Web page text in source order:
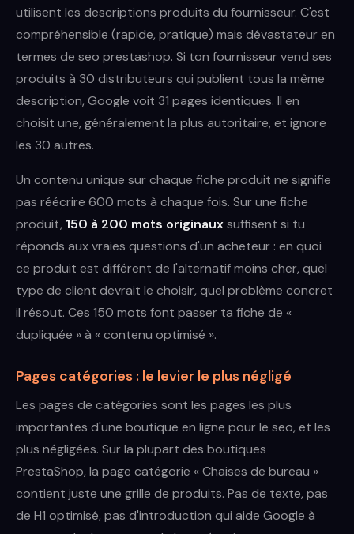
utilisent les descriptions produits du fournisseur. C'est
compréhensible (rapide, pratique) mais dévastateur en
termes de seo prestashop. Si ton fournisseur vend ses
produits à 30 distributeurs qui publient tous la même
description, Google voit 31 pages identiques. Il en
choisit une, généralement la plus autoritaire, et ignore
les 30 autres.
Un contenu unique sur chaque fiche produit ne signifie
pas réécrire 600 mots à chaque fois. Sur une fiche
produit, 150 à 200 mots originauxsuffisent si tu
réponds aux vraies questions d'un acheteur : en quoi
ce produit est différent de l'alternatif moins cher, quel
type de client devrait le choisir, quel problème concret
il résout. Ces 150 mots font passer ta fiche de «
dupliquée » à « contenu optimisé ».
Pages catégories : le levier le plus négligé
Les pages de catégories sont les pages les plus
importantes d'une boutique en ligne pour le seo, et les
plus négligées. Sur la plupart des boutiques
PrestaShop, la page catégorie « Chaises de bureau »
contient juste une grille de produits. Pas de texte, pas
de H1 optimisé, pas d'introduction qui aide Google à